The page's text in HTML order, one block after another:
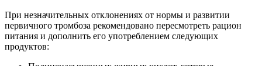
При незначительных отклонениях от нормы и развитии
первичного тромбоза рекомендовано пересмотреть рацион
питания и дополнить его употреблением следующих
продуктов: